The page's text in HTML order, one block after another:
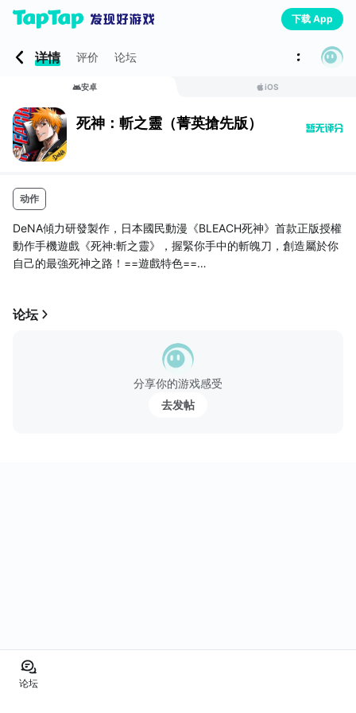
下载 App
详情 评价 论坛
安卓 iOS
死神：斬之靈（菁英搶先版）
动作
DeNA傾力研發製作，日本國民動漫《BLEACH死神》首款正版授權
動作手機遊戲《死神:斬之靈》，握緊你手中的斬魄刀，創造屬於你
自己的最強死神之路！==遊戲特色==
魂，配合原作聲優演繹，完美還原原作經典場景！
每把斬魄刀都是一種嶄新的戰鬥體驗，面對強敵選擇不同戰鬥類型
的斬魄刀將助你在戰鬥中佔得先機、克敵制勝！
百位以上靈魂人物，完美展現原作角色的關係網，同時裝...
论坛
分享你的游戏感受
去发帖
论坛